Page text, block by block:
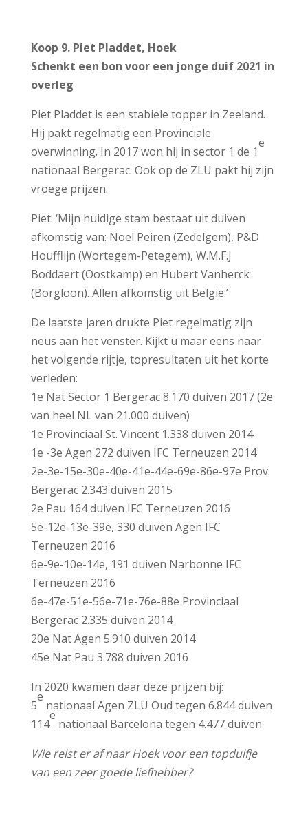
Koop 9. Piet Pladdet, Hoek
Schenkt een bon voor een jonge duif 2021 in
overleg
Piet Pladdet is een stabiele topper in Zeeland.
Hij pakt regelmatig een Provinciale
overwinning. In 2017 won hij in sector 1 de 1
e
nationaal Bergerac. Ook op de ZLU pakt hij zijn
vroege prijzen.
Piet: ‘Mijn huidige stam bestaat uit duiven
afkomstig van: Noel Peiren (Zedelgem), P&D
Houfflijn (Wortegem-Petegem), W.M.F.J
Boddaert (Oostkamp) en Hubert Vanherck
(Borgloon). Allen afkomstig uit België.’
De laatste jaren drukte Piet regelmatig zijn
neus aan het venster. Kijkt u maar eens naar
het volgende rijtje, topresultaten uit het korte
verleden:
1e Nat Sector 1 Bergerac 8.170 duiven 2017 (2e
van heel NL van 21.000 duiven)
1e Provinciaal St. Vincent 1.338 duiven 2014
1e -3e Agen 272 duiven IFC Terneuzen 2014
2e-3e-15e-30e-40e-41e-44e-69e-86e-97e Prov.
Bergerac 2.343 duiven 2015
2e Pau 164 duiven IFC Terneuzen 2016
5e-12e-13e-39e, 330 duiven Agen IFC
Terneuzen 2016
6e-9e-10e-14e, 191 duiven Narbonne IFC
Terneuzen 2016
6e-47e-51e-56e-71e-76e-88e Provinciaal
Bergerac 2.335 duiven 2014
20e Nat Agen 5.910 duiven 2014
45e Nat Pau 3.788 duiven 2016
In 2020 kwamen daar deze prijzen bij:
5
e
nationaal Agen ZLU Oud tegen 6.844 duiven
114
e
nationaal Barcelona tegen 4.477 duiven
Wie reist er af naar Hoek voor een topduifje
van een zeer goede liefhebber?